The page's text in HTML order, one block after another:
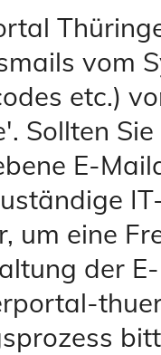
vom
etc.)
Sollten
E-
um eine
der